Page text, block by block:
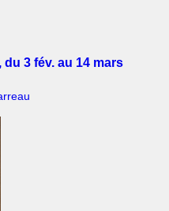
du 3 fév. au 14 mars